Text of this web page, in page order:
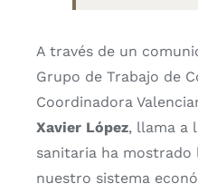
A través de un
Grupo de Trabajo de
Coordinadora
Xavier López, llama a
sanitaria ha mostrado
nuestro sistema